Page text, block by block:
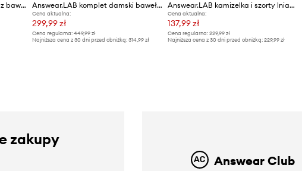
Answear.LAB komplet damski z bawełną Answear.LAB komplet damski bawełniany
Cena aktualna:
299,99 zł
Cena regularna: 449,99 zł
Najniższa cena z 30 dni przed obniżką: 314,99 zł
Answear.LAB kamizelka i szorty lniane
Cena aktualna:
137,99 zł
Cena regularna: 229,99 zł
Najniższa cena z 30 dni przed obniżką: 229,99 zł
zakupy
Answear Club